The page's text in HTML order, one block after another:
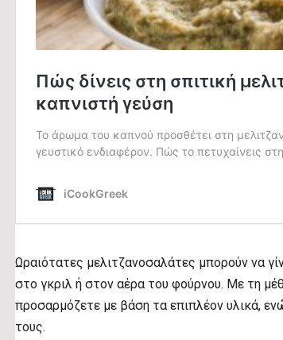
Ωραιότατες μελιτζανοσαλάτες μπορούν να
στο γκριλ ή στον αέρα του φούρνου. Με τη
προσαρμόζετε με βάση τα επιπλέον υλικά,
τους.